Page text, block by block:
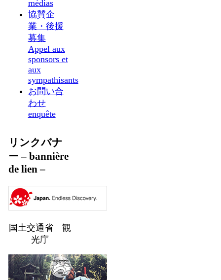
médias
協賛企
業・後援
募集
Appel aux
sponsors et
aux
sympathisants
お問い合
わせ
enquête
リンクバナ
ー – bannière
de lien –
国土交通省 観
光庁